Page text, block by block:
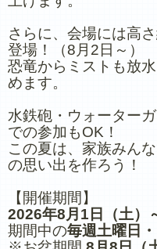
さらに、会場には高
登場！（8月2日～）
恐竜からミストも放
めます。
水鉄砲・ウォーター
での参加もOK！
この夏は、家族みん
の思い出を作ろう！
【開催期間】
2026年8月1日（土）
期間中の毎週土曜日